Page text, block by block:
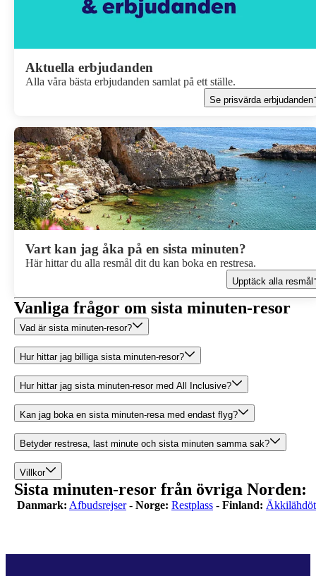
Aktuella erbjudanden
Alla våra bästa erbjudanden samlat på ett ställe.
Se prisvärda erbjudanden
Vart kan jag åka på en sista minuten?
Här hittar du alla resmål dit du kan boka en restresa.
Upptäck alla resmål
Vanliga frågor om sista minuten-resor
Vad är sista minuten-resor?
Hur hittar jag billiga sista minuten-resor?
Hur hittar jag sista minuten-resor med All Inclusive?
Kan jag boka en sista minuten-resa med endast flyg?
Betyder restresa, last minute och sista minuten samma sak?
Villkor
Sista minuten-resor från övriga Norden:
Danmark: Afbudsrejser- Norge: Restplass - Finland: Äkkilähdöt